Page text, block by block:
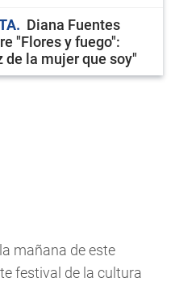
Diana Fuentes
"Flores y fuego":
de la mujer que soy"
mañana de este
festival de la cultura